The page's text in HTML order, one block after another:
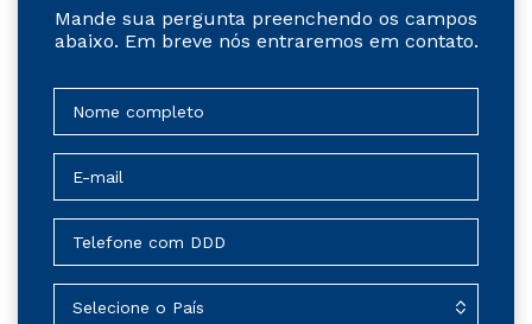
Mande sua pergunta preenchendo os campos
abaixo. Em breve nós entraremos em contato.